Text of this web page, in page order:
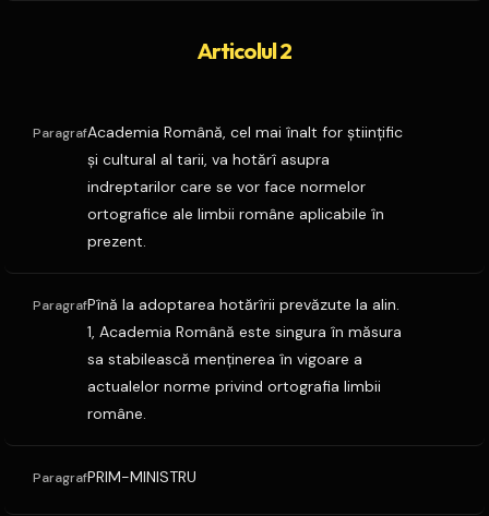
Articolul 2
ParagrafAcademia Română, cel mai înalt for ştiinţific
şi cultural al tarii, va hotărî asupra
indreptarilor care se vor face normelor
ortografice ale limbii române aplicabile în
prezent.
ParagrafPînă la adoptarea hotărîrii prevăzute la alin.
1, Academia Română este singura în măsura
sa stabilească menţinerea în vigoare a
actualelor norme privind ortografia limbii
române.
ParagrafPRIM-MINISTRU